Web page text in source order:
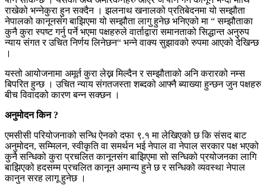
राखेको भन्नेकुरा हुन सक्दैन । झलनाथ खनालको प्रतिबेदनमा यो सम्झौता
नेपालको कानूनसंग बाझिएमा यो सम्झौता लागु हुनेछ भनिएको मा “ सम्झौताका
कुनै कुरा स्पष्ट गर्नु पर्ने भएमा पक्षहरुले वार्ताद्वारा समानताको सिद्धान्त अनुरुप
न्याय संगत र उचित निर्णय लिनेछन“ भन्ने वाक्य सुझावको रुपमा आएको देखिन्छ
।
यस्तो आयोजनामा अमूर्त कुरा लेख्न मिल्दैन र सम्झौताको अनि करारको नम्स
बिपरित हुन्छ । उचित न्याय संगतजस्ता शब्दको आफ्नै ब्याख्या हुन्छन जुन पक्षहरु
बीच विवादको कारण बन्न सक्छन ।
अनुमोदन किन ?
एमसीसी परियोजनाको सन्धि ऐनको दफा ९.१ मा लेखिएको छ कि संसद बाट
अनुमोदन, सम्मिलन, स्वीकृति वा समर्थन भई नेपाल वा नेपाल सरकार पक्ष भएको
कुनै सन्धिको कुरा प्रचलित कानूनसंग बाझिएमा सो सन्धिको प्रयोजनका लागि
बाझिएको हदसम्म प्रचलित कानून अमान्य हुने छ र सन्धिको व्यवस्था नेपाल
कानुन सरह लागू हुनेछ ।